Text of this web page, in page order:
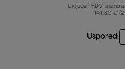
Uključen PDV u
141,80 €
Usporedi